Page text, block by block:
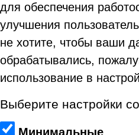
для обеспечения
улучшения
не хотите, чтобы ваши
обрабатывались,
использование в
Выберите настройки
Минимальные